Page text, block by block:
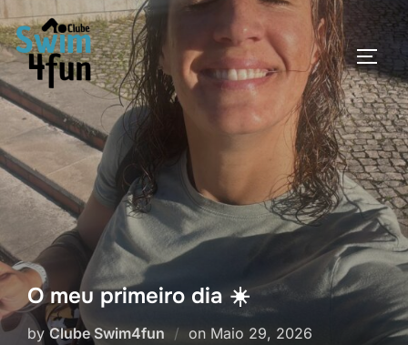
Skip
to
content
O meu primeiro dia ☀️
byClube Swim4fun on Posted
Maio 29, 2026